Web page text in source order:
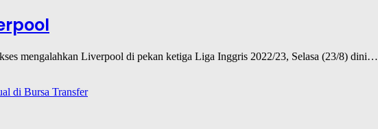
mengalahkan Liverpool di pekan ketiga Liga Inggris 2022/23, Selasa (23/8) dini…